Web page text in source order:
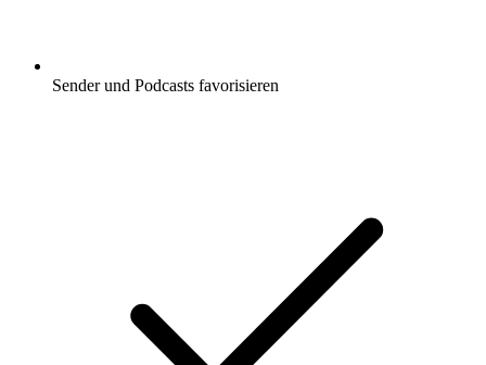
Sender und Podcasts favorisieren